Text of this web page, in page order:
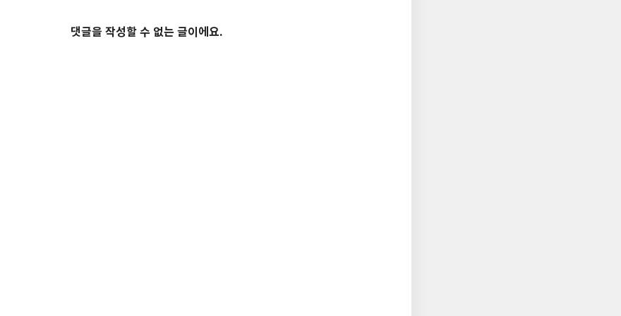
댓글을 작성할 수 없는 글이에요.